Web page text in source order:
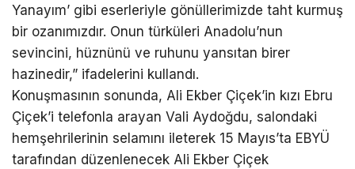
Yanayım’ gibi eserleriyle gönüllerimizde taht kurmuş
bir ozanımızdır. Onun türküleri Anadolu’nun
sevincini, hüznünü ve ruhunu yansıtan birer
hazinedir,” ifadelerini kullandı.
Konuşmasının sonunda, Ali Ekber Çiçek’in kızı Ebru
Çiçek’i telefonla arayan Vali Aydoğdu, salondaki
hemşehrilerinin selamını ileterek 15 Mayıs’ta EBYÜ
tarafından düzenlenecek Ali Ekber Çiçek